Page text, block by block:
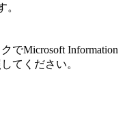
。
でMicrosoft Information
てください。